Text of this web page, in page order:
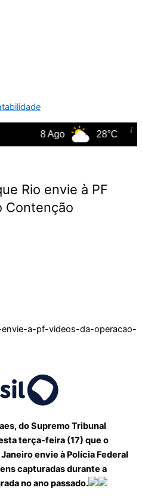
8 Ago 28°C
Rio envie à PF
Contenção
do Supremo Tribunal
terça-feira (17) que o
envie à Polícia Federal
capturadas durante a
no ano passado.